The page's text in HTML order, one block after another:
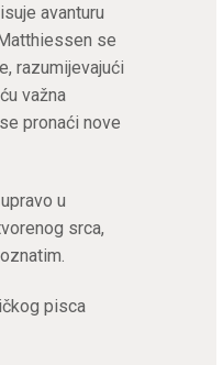
avanturu
se
razumijevajući
važna
pronaći nove
u
srca,
pisca